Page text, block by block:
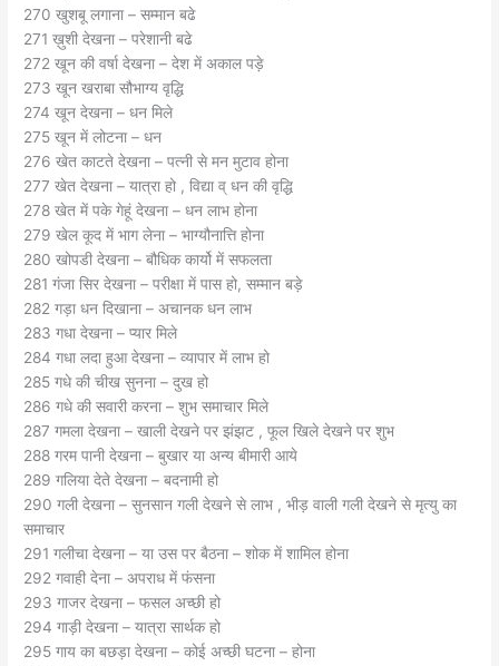
270 खुशबू लगाना – सम्मान बढे
271 ख़ुशी देखना – परेशानी बढे
272 खून की वर्षा देखना – देश में अकाल पड़े
273 खून खराबा सौभाग्य वृद्धि
274 खून देखना – धन मिले
275 खून में लोटना – धन
276 खेत काटते देखना – पत्नी से मन मुटाव होना
277 खेत देखना – यात्रा हो , विद्या व् धन की वृद्धि
278 खेत में पके गेहूं देखना – धन लाभ होना
279 खेल कूद में भाग लेना – भाग्यौनात्ति होना
280 खोपडी देखना – बौधिक कार्यो में सफलता
281 गंजा सिर देखना – परीक्षा में पास हो, सम्मान बड़े
282 गड़ा धन दिखाना – अचानक धन लाभ
283 गधा देखना – प्यार मिले
284 गधा लदा हुआ देखना – व्यापार में लाभ हो
285 गधे की चीख सुनना – दुख हो
286 गधे की सवारी करना – शुभ समाचार मिले
287 गमला देखना – खाली देखने पर झंझट , फूल खिले देखने पर शुभ
288 गरम पानी देखना – बुखार या अन्य बीमारी आये
289 गलिया देते देखना – बदनामी हो
290 गली देखना – सुनसान गली देखने से लाभ , भीड़ वाली गली देखने से मृत्यु का
समाचार
291 गलीचा देखना – या उस पर बैठना – शोक में शामिल होना
292 गवाही देना – अपराध में फंसना
293 गाजर देखना – फसल अच्छी हो
294 गाड़ी देखना – यात्रा सार्थक हो
295 गाय का बछड़ा देखना – कोई अच्छी घटना – होना